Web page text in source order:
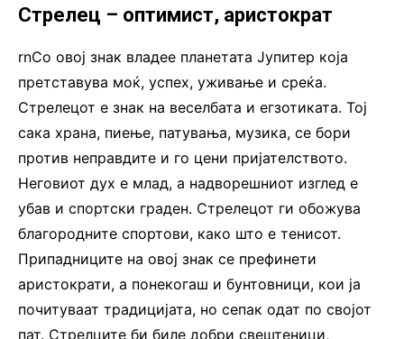
Стрелец – оптимист, аристократ
rnСо овој знак владее планетата Јупитер која
претставува моќ, успех, уживање и среќа.
Стрелецот е знак на веселбата и егзотиката. Тој
сака храна, пиење, патувања, музика, се бори
против неправдите и го цени пријателството.
Неговиот дух е млад, а надворешниот изглед е
убав и спортски граден. Стрелецот ги обожува
благородните спортови, како што е тенисот.
Припадниците на овој знак се префинети
аристократи, а понекогаш и бунтовници, кои ја
почитуваат традицијата, но сепак одат по својот
пат. Стрелците би биле добри свештеници,